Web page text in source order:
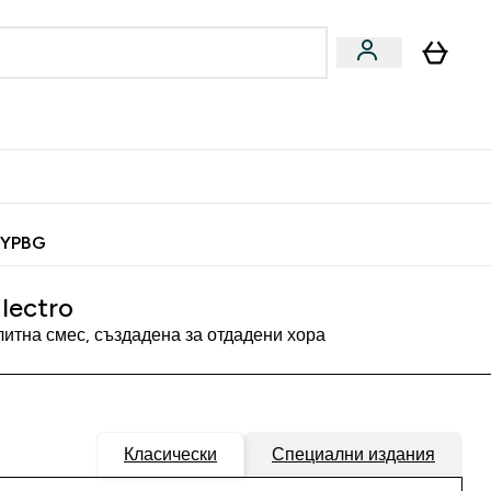
смес, създадена за отдадени хора
Класически Специални издания